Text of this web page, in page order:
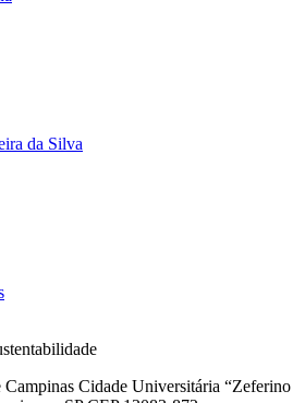
da Silva
Cidade Universitária “Zeferino